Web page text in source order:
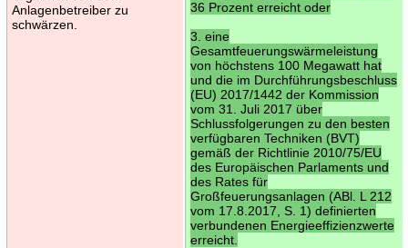
Anlagenbetreiber zu
schwärzen.
36 Prozent erreicht oder
3. eine
Gesamtfeuerungswärmeleistung
von höchstens 100 Megawatt hat
und die im Durchführungsbeschluss
(EU) 2017/1442 der Kommission
vom 31. Juli 2017 über
Schlussfolgerungen zu den besten
verfügbaren Techniken (BVT)
gemäß der Richtlinie 2010/75/EU
des Europäischen Parlaments und
des Rates für
Großfeuerungsanlagen (ABl. L 212
vom 17.8.2017, S. 1) definierten
verbundenen Energieeffizienzwerte
erreicht.